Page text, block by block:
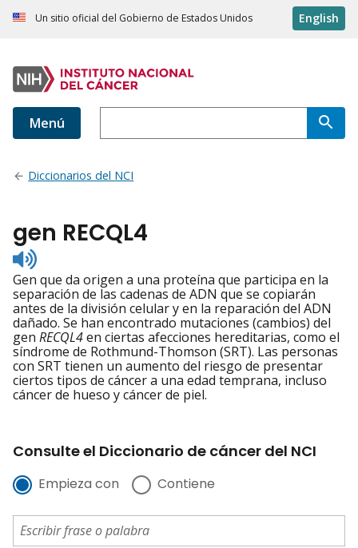
Un sitio oficial del Gobierno de Estados Unidos English
Menú
Diccionarios del NCI
gen RECQL4
Listen
to
pronunciation
Gen que da origen a una proteína que participa en la
separación de las cadenas de ADN que se copiarán
antes de la división celular y en la reparación del ADN
dañado. Se han encontrado mutaciones (cambios) del
gen RECQL4en ciertas afecciones hereditarias, como el
síndrome de Rothmund-Thomson (SRT). Las personas
con SRT tienen un aumento del riesgo de presentar
ciertos tipos de cáncer a una edad temprana, incluso
cáncer de hueso y cáncer de piel.
Consulte el Diccionario de cáncer del NCI
Empieza con Contiene